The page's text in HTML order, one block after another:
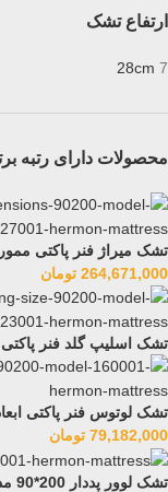
ارتفاع تشک
28cm 7
محصولات دارای رتبه
تشک میراژ فنر پاکتی مموری ابعاد
264,671,000 تومان
تشک اسلیپ گلد فنر
تشک لوتوس فنر پاکتی ابعاد 200*160 مدل
79,182,000 تومان
تشک لوور پددار 200*90 مدل 140001